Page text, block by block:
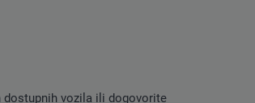
dostupnih vozila ili dogovorite